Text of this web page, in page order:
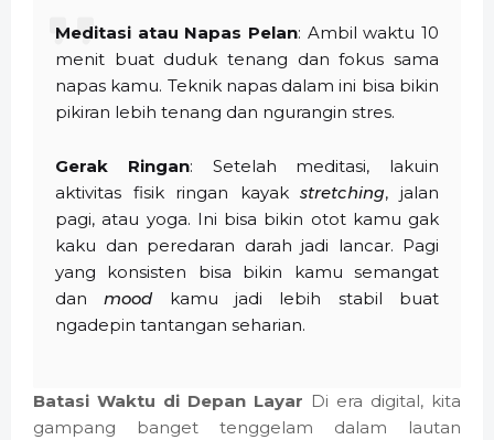
Meditasi atau Napas Pelan: Ambil waktu 10
menit buat duduk tenang dan fokus sama
napas kamu. Teknik napas dalam ini bisa bikin
pikiran lebih tenang dan ngurangin stres.
Gerak Ringan: Setelah meditasi, lakuin
aktivitas fisik ringan kayakstretching, jalan
pagi, atau yoga. Ini bisa bikin otot kamu gak
kaku dan peredaran darah jadi lancar. Pagi
yang konsisten bisa bikin kamu semangat
danmoodkamu jadi lebih stabil buat
ngadepin tantangan seharian.
Batasi Waktu di Depan Layar Di era digital, kita
gampang banget tenggelam dalam lautan